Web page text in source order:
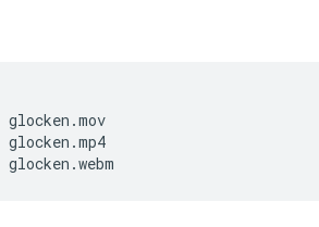
glocken.mov
glocken.mp4